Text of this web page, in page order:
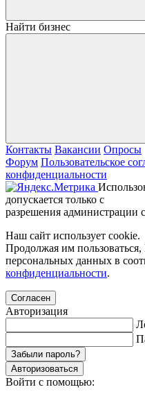
Найти бизнес
Контакты Вакансии Опросы
Форум Пользовательское
конфиденциальности
допускается только с
разрешения администрации
Наш сайт использует cookie.
Продолжая им
персональных данных в
конфиденциальности.
Согласен
Авторизация
Забыли пароль?
Авторизоваться
Войти с помощью: